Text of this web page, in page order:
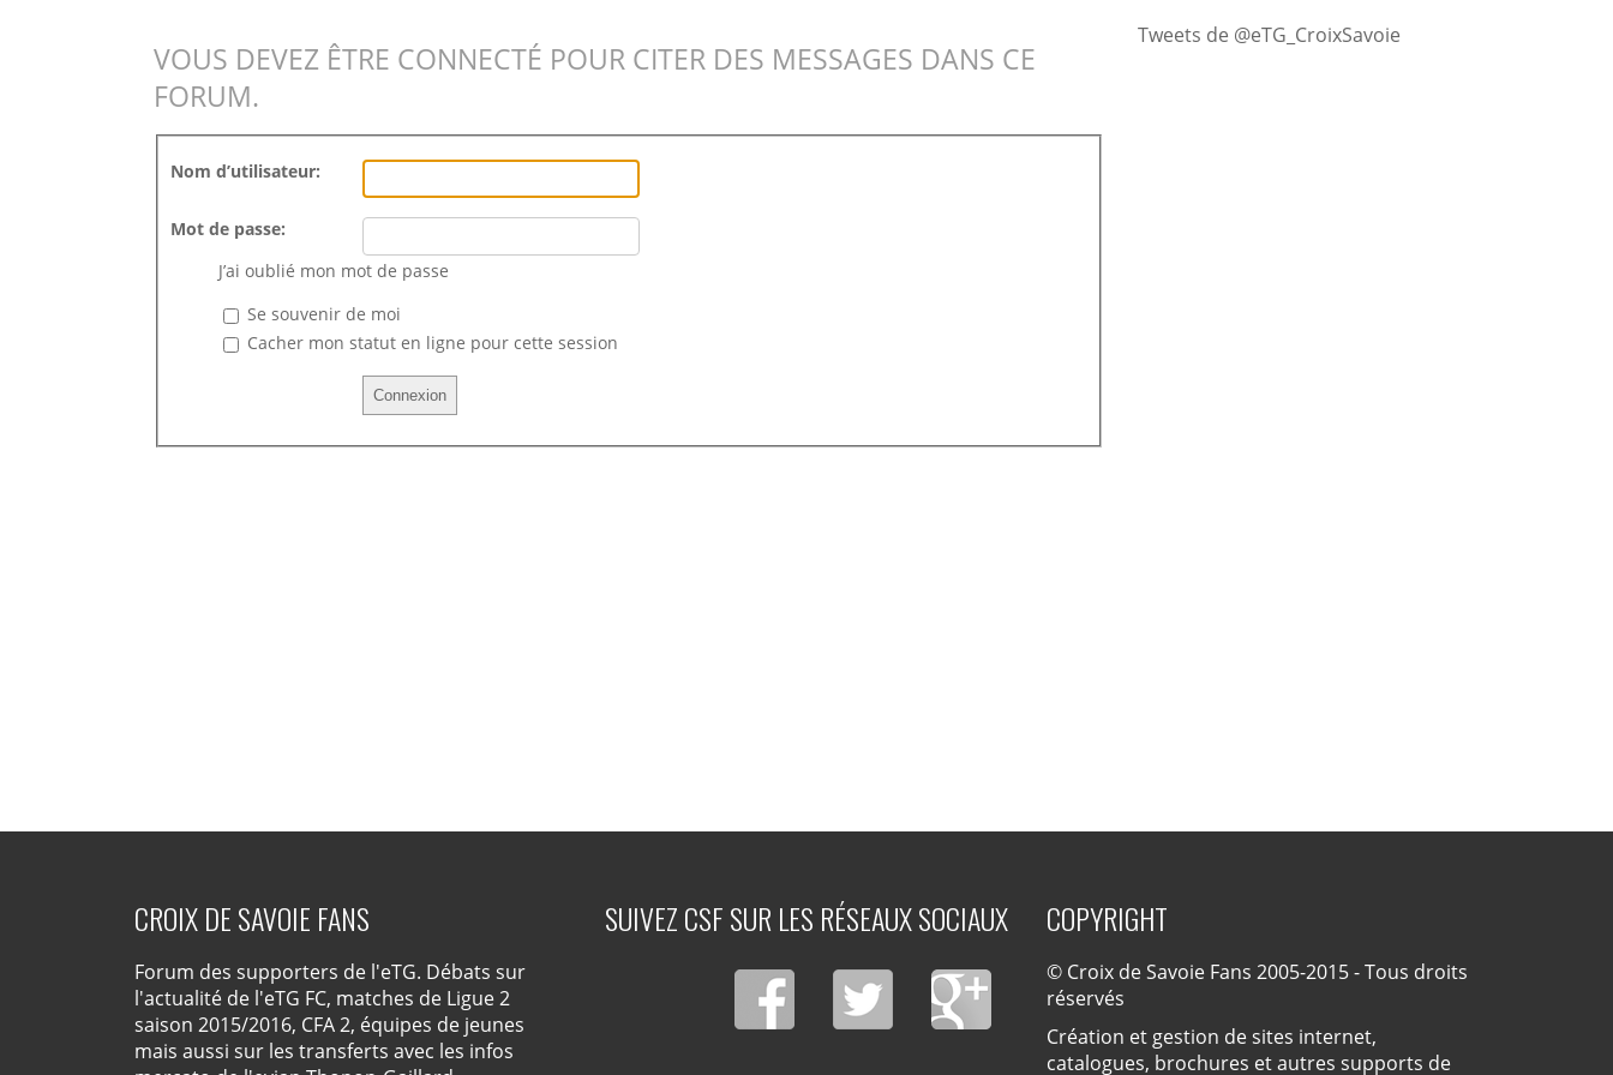
VOUS DEVEZ ÊTRE CONNECTÉ POUR CITER DES MESSAGES DANS CE
FORUM.
Nom d’utilisateur:
Mot de passe:
J’ai oublié mon mot de passe
Se souvenir de moi
Cacher mon statut en ligne pour cette session
Tweets de @eTG_CroixSavoie
CROIX DE SAVOIE FANS
Forum des supporters de l'eTG. Débats sur
l'actualité de l'eTG FC, matches de Ligue 2
saison 2015/2016, CFA 2, équipes de jeunes
mais aussi sur les transferts avec les infos
SUIVEZ CSF SUR LES RÉSEAUX SOCIAUX COPYRIGHT
© Croix de Savoie Fans 2005-2015 - Tous droits
réservés
Création et gestion de sites internet,
catalogues, brochures et autres supports de